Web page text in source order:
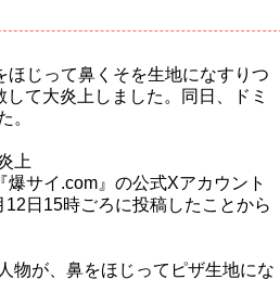
じって鼻くそを生地になすりつ
て大炎上しました。同日、ドミ
。
上
サイ.com』の公式Xアカウント
日15時ごろに投稿したことから
物が、鼻をほじってピザ生地にな